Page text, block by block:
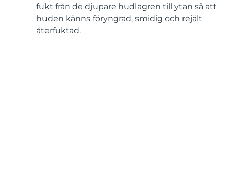
fukt från de djupare hudlagren till ytan så att
huden känns föryngrad, smidig och rejält
återfuktad.
FOREO APP